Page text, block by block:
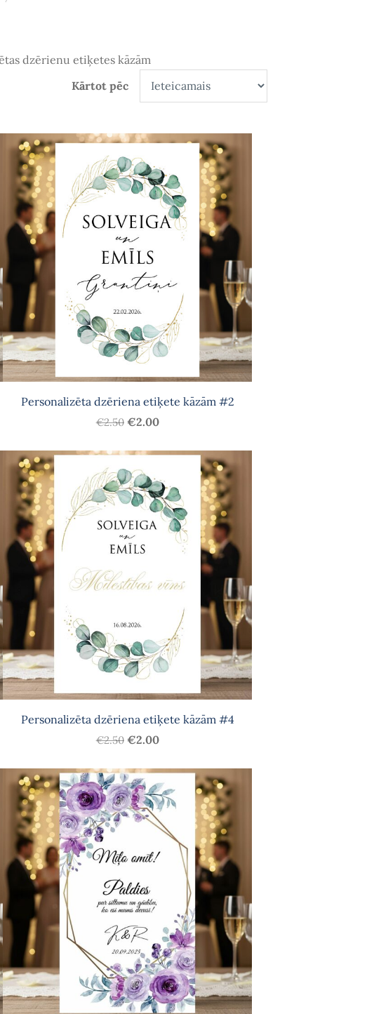
dzērienu etiķetes kāzām
Kārtot pēc
Personalizēta dzēriena etiķete kāzām #2
€2.50 €2.00
Personalizēta dzēriena etiķete kāzām #4
€2.50 €2.00